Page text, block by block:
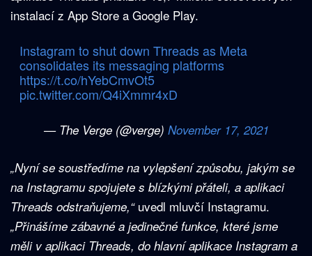
instalací z App Store a Google Play.
Instagram to shut down Threads as Meta
consolidates its messaging platforms
https://t.co/hYebCmvOt5
pic.twitter.com/Q4iXmmr4xD
— The Verge (@verge) November 17, 2021
„Nyní se soustředíme na vylepšení způsobu, jakým se
na Instagramu spojujete s blízkými přáteli, a aplikaci
Threads odstraňujeme,“ uvedl mluvčí Instagramu.
„Přinášíme zábavné a jedinečné funkce, které jsme
měli v aplikaci Threads, do hlavní aplikace Instagram a